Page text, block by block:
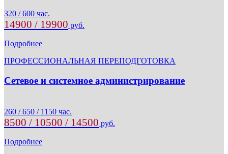
320 / 600 час.
14900 / 19900 руб.
Подробнее
ПРОФЕССИОНАЛЬНАЯ ПЕРЕПОДГОТОВКА
Сетевое и системное администрирование
260 / 650 / 1150 час.
8500 / 10500 / 14500 руб.
Подробнее